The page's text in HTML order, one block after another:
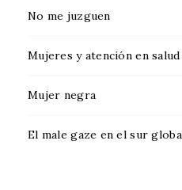
No me juzguen
Mujeres y atención en
Mujer negra
El male gaze en el sur